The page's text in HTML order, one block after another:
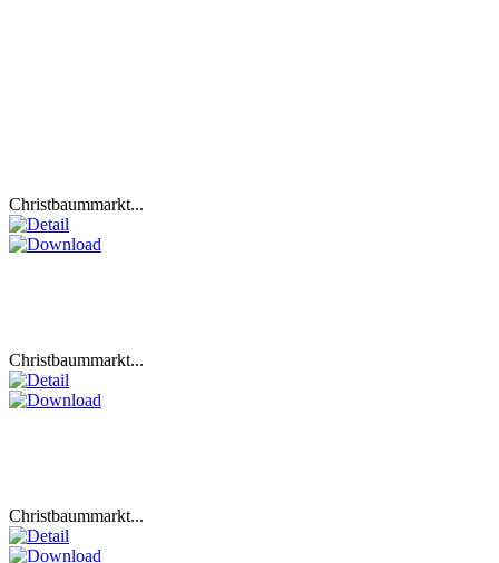
Christbaummarkt...
Christbaummarkt...
Christbaummarkt...